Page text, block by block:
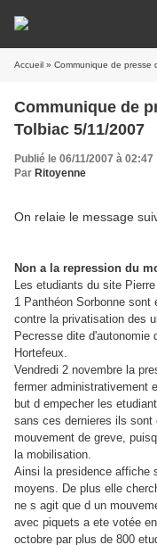
Accueil » Communique de presse
Communique de
Tolbiac 5/11/2007
Publié le 06/11/2007 à 02:47
Par Ritoyenne
On relaie le message
Non a la repression du
Les etudiants du site
1 Panthéon Sorbonne sont
contre la privatisation des
Pecresse dite d'autonomie
Hortefeux.
Vendredi 2 novembre la
fermer administrativement
but d empecher les
sans ces dernieres ils
mouvement de greve,
la mobilisation.
Ainsi la presidence affiche
moyens. De plus elle
ne s agit que d un
avec piquets a ete votée
octobre par plus de 800